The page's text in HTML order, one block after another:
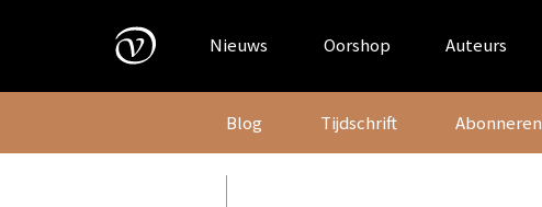
Nieuws Oorshop Auteurs
Blog Tijdschrift Abonneren